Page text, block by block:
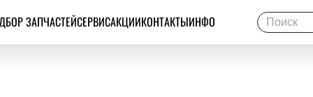
ЗАПЧАСТЕЙСЕРВИСАКЦИИКОНТАКТЫИНФО